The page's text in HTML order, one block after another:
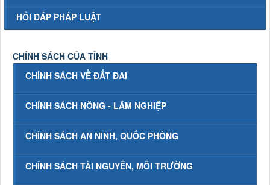
HỎI ĐÁP PHÁP LUẬT
CHÍNH SÁCH CỦA TỈNH
CHÍNH SÁCH VỀ ĐẤT ĐAI
CHÍNH SÁCH NÔNG - LÂM NGHIỆP
CHÍNH SÁCH AN NINH, QUỐC PHÒNG
CHÍNH SÁCH TÀI NGUYÊN, MÔI TRƯỜNG